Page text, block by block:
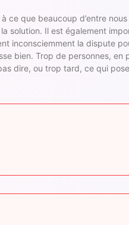
que beaucoup d’entre
solution. Il est également
inconsciemment la dispute
bien. Trop de personnes, en
dire, ou trop tard, ce qui